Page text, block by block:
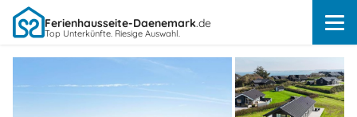
Ferienhausseite-Daenemark.de
Top Unterkünfte. Riesige Auswahl.